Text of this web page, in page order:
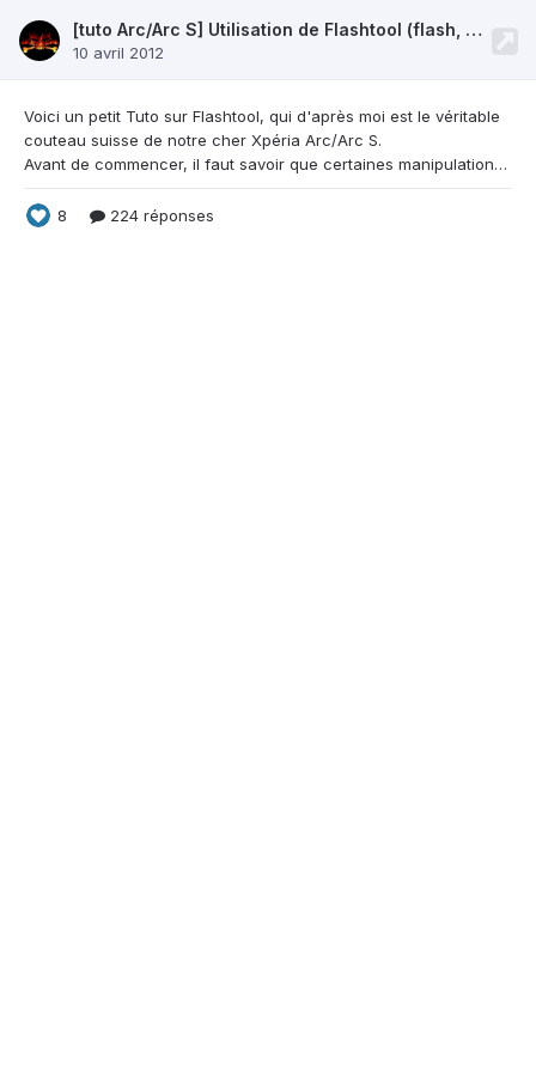
[tuto Arc/Arc S] Utilisation de Flashtool (flash, root,recovery, fastboot) + Bonus et autres liens!
10 avril 2012
Voici un petit Tuto sur Flashtool, qui d'après moi est le véritable
couteau suisse de notre cher Xpéria Arc/Arc S.
Avant de commencer, il faut savoir que certaines manipulations peuvent vous faire perdre vos données... Donc assurez vous d'avoir bien enregistrés vos contacts via l'appli contacts (une fois dedans, appuyez sur la touche de droite, et choisissez "import. contacts" et carte mémoire). Pour vos applications, passez par un gestionnaire comme Astro (une fois dedans, touche de droite, sé
8 224 réponses